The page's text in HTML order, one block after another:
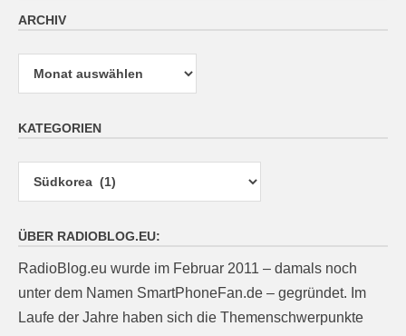
ARCHIV
Archiv
KATEGORIEN
ÜBER RADIOBLOG.EU:
RadioBlog.eu wurde im Februar 2011 – damals noch
unter dem Namen SmartPhoneFan.de – gegründet. Im
Laufe der Jahre haben sich die Themenschwerpunkte